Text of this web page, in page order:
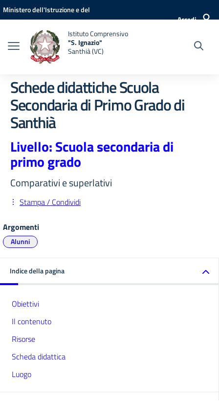
Vai ai contenuti
Vai al menu di navigazione
Vai al footer
Ministero dell'Istruzione e del
Accedi
Istituto Comprensivo
"S. Ignazio"
Santhià (VC)
Schede didattiche Scuola
Secondaria di Primo Grado di
Santhià
Livello: Scuola secondaria di
primo grado
Comparativi e superlativi
Stampa / Condividi
Argomenti
Alunni
Indice della pagina
Obiettivi
Il contenuto
Risorse
Scheda didattica
Luogo